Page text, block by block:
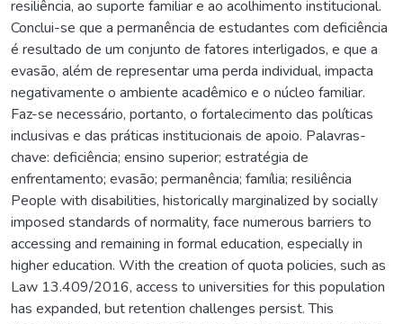
resiliência, ao suporte familiar e ao acolhimento institucional.
Conclui-se que a permanência de estudantes com deficiência
é resultado de um conjunto de fatores interligados, e que a
evasão, além de representar uma perda individual, impacta
negativamente o ambiente acadêmico e o núcleo familiar.
Faz-se necessário, portanto, o fortalecimento das políticas
inclusivas e das práticas institucionais de apoio. Palavras-
chave: deficiência; ensino superior; estratégia de
enfrentamento; evasão; permanência; família; resiliência
People with disabilities, historically marginalized by socially
imposed standards of normality, face numerous barriers to
accessing and remaining in formal education, especially in
higher education. With the creation of quota policies, such as
Law 13.409/2016, access to universities for this population
has expanded, but retention challenges persist. This